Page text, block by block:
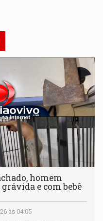
homem
e com bebê
às 04:05